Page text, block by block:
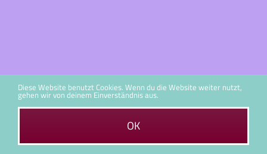
Diese Website benutzt Cookies. Wenn du die Website weiter nutzt,
gehen wir von deinem Einverständnis aus.
OK